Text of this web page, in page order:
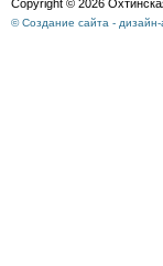
Copyright © 2026
© Создание сайта - дизайн-